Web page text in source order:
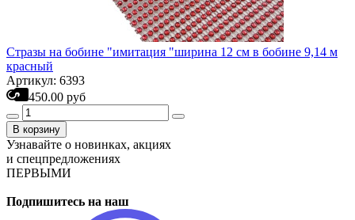
Стразы на бобине "имитация "ширина 12 см в бобине 9,14 м
красный
Артикул: 6393
450.00 руб
В корзину
Узнавайте о новинках, акциях
и спецпредложениях
ПЕРВЫМИ
Подпишитесь на наш